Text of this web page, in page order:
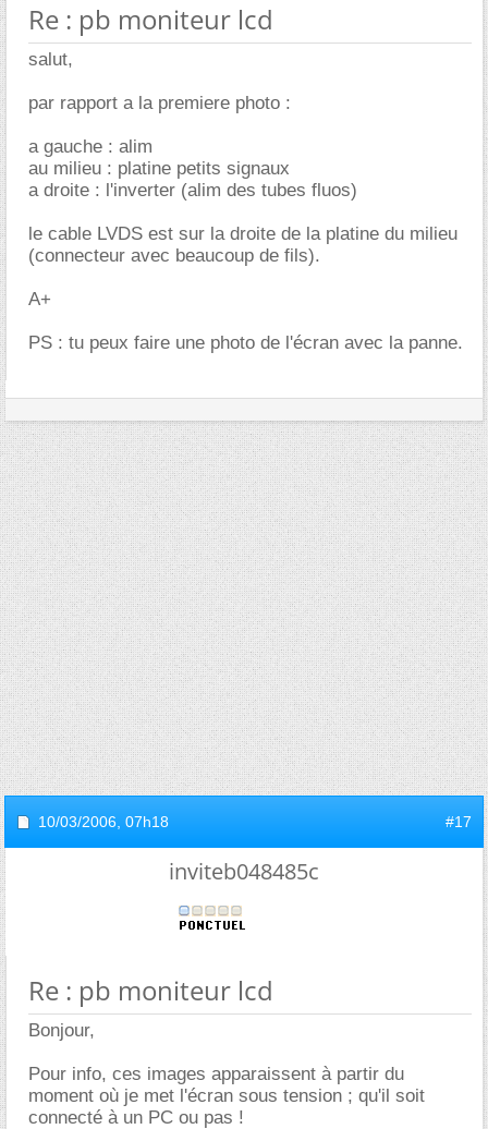
Re : pb moniteur lcd
salut,
par rapport a la premiere photo :
a gauche : alim
au milieu : platine petits signaux
a droite : l'inverter (alim des tubes fluos)
le cable LVDS est sur la droite de la platine du milieu
(connecteur avec beaucoup de fils).
A+
PS : tu peux faire une photo de l'écran avec la panne.
10/03/2006, 07h18 #17
inviteb048485c
Re : pb moniteur lcd
Bonjour,
Pour info, ces images apparaissent à partir du
moment où je met l'écran sous tension ; qu'il soit
connecté à un PC ou pas !